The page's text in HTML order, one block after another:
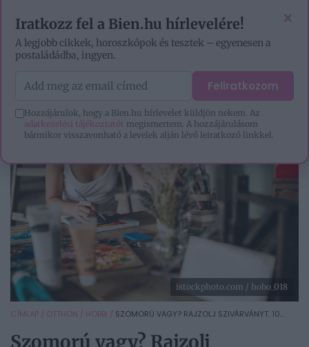
istockphoto.com / hobo_018
CÍMLAP / OTTHON / HOBBI / SZOMORÚ VAGY? RAJZOLJ SZIVÁRVÁNYT. 10...
Szomorú vagy? Rajzolj
×
Iratkozz fel a Bien.hu hírlevelére!
A legjobb cikkek, horoszkópok és tesztek – egyenesen a
postaládádba, ingyen.
Feliratkozom
Hozzájárulok, hogy a Bien.hu hírlevelet küldjön nekem. Az
adatkezelési tájékoztatót megismertem. A hozzájárulásom
bármikor visszavonható a levelek alján lévő leiratkozó linkkel.